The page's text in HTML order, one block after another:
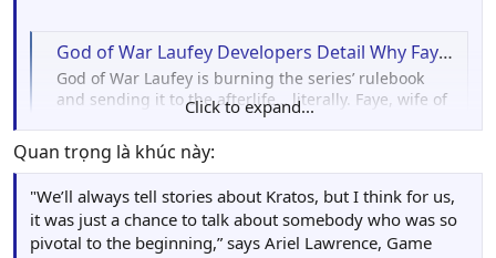
God of War Laufey Developers Detail Why Faye, an Enchanted Ribbon, and a Talking Cosmic Cube Are Your Unexpected New Heroes
God of War Laufey is burning the series’ rulebook
and sending it to the afterlife… literally. Faye, wife of
Kratos, mother to Atreus, is the protagonist in the
latest game from Santa Monica Studio
www.ign.com
Click to expand...
Quan trọng là khúc này:
"We’ll always tell stories about Kratos, but I think for us,
it was just a chance to talk about somebody who was so
pivotal to the beginning,” says Ariel Lawrence, Game